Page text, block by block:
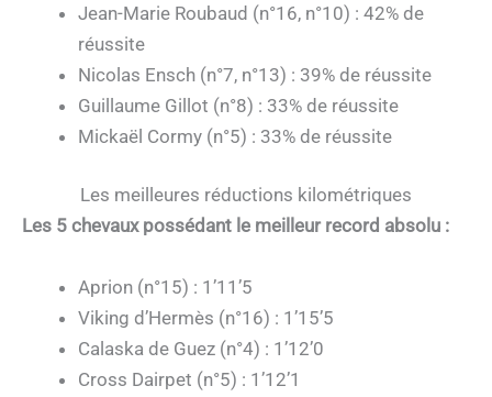
Jean-Marie Roubaud (n°16, n°10) : 42% de
réussite
Nicolas Ensch (n°7, n°13) : 39% de réussite
Guillaume Gillot (n°8) : 33% de réussite
Mickaël Cormy (n°5) : 33% de réussite
Les meilleures réductions kilométriques
Les 5 chevaux possédant le meilleur record absolu :
Aprion (n°15) : 1’11’5
Viking d’Hermès (n°16) : 1’15’5
Calaska de Guez (n°4) : 1’12’0
Cross Dairpet (n°5) : 1’12’1